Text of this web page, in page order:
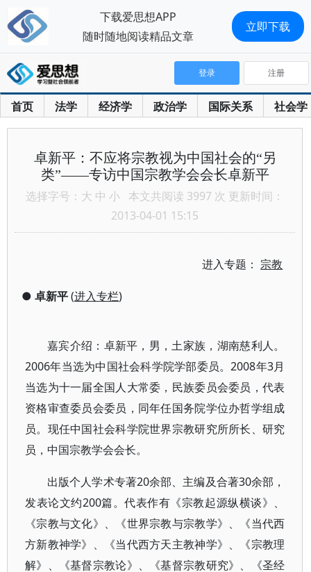
首页 法学 经济学 政治学 国际关系 社会学
登录 注册
卓新平：不应将宗教视为中国社会的“另
类”——专访中国宗教学会会长卓新平
选择字号： 大 中 小 本文共阅读 3997 次 更新时间：
2013-04-01 15:15
进入专题：宗教
● 卓新平(进入专栏)
嘉宾介绍：卓新平，男，土家族，湖南慈利人。
2006年当选为中国社会科学院学部委员。2008年3月
当选为十一届全国人大常委，民族委员会委员，代表
资格审查委员会委员，同年任国务院学位办哲学组成
员。现任中国社会科学院世界宗教研究所所长、研究
员，中国宗教学会会长。
出版个人学术专著20余部、主编及合著30余部，
发表论文约200篇。代表作有《宗教起源纵横谈》、
《宗教与文化》、《世界宗教与宗教学》、《当代西
方新教神学》、《当代西方天主教神学》、《宗教理
解》、《基督宗教论》、《基督宗教研究》、《圣经
下载爱思想APP
随时随地阅读精品文章
立即下载